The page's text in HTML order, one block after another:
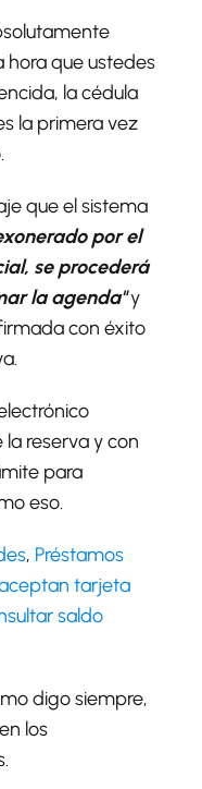
hora que ustedes
la cédula
la primera vez
que el sistema
por el
se procederá
la agenda"y
con éxito
reserva y con
para
eso.
, Préstamos
tarjeta
saldo
digo siempre,
los